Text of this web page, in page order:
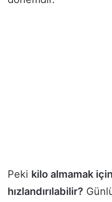
Peki kilo almamak
hızlandırılabilir?